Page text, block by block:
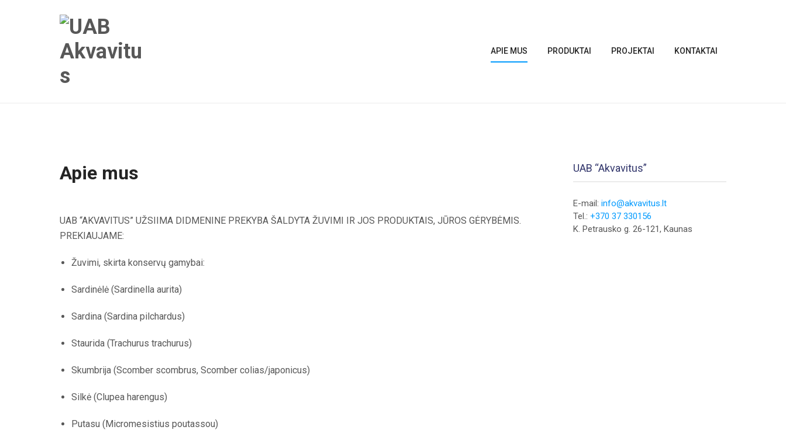
APIE MUS PRODUKTAI PROJEKTAI KONTAKTAI
Apie mus
UAB “AKVAVITUS” UŽSIIMA DIDMENINE PREKYBA ŠALDYTA ŽUVIMI IR JOS PRODUKTAIS, JŪROS GĖRYBĖMIS.
PREKIAUJAME:
Žuvimi, skirta konservų gamybai:
Sardinėlė (Sardinella aurita)
Sardina (Sardina pilchardus)
Staurida (Trachurus trachurus)
Skumbrija (Scomber scombrus, Scomber colias/japonicus)
Silkė (Clupea harengus)
Putasu (Micromesistius poutassou)
UAB “Akvavitus”
E-mail: info@akvavitus.lt
Tel.: +370 37 330156
K. Petrausko g. 26-121, Kaunas